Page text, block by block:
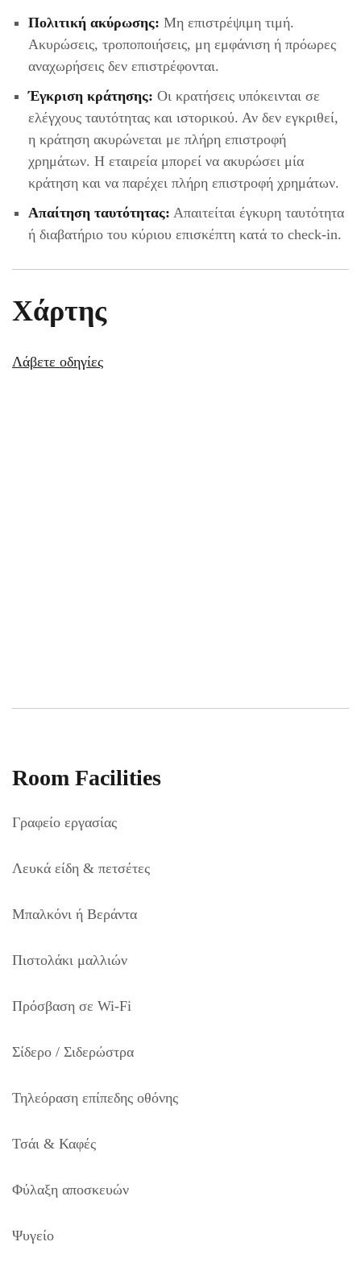
Πολιτική ακύρωσης: Μη επιστρέψιμη τιμή.
Ακυρώσεις, τροποποιήσεις, μη εμφάνιση ή πρόωρες
αναχωρήσεις δεν επιστρέφονται.
Έγκριση κράτησης: Οι κρατήσεις υπόκεινται σε
ελέγχους ταυτότητας και ιστορικού. Αν δεν εγκριθεί,
η κράτηση ακυρώνεται με πλήρη επιστροφή
χρημάτων. Η εταιρεία μπορεί να ακυρώσει μία
κράτηση και να παρέχει πλήρη επιστροφή χρημάτων.
Απαίτηση ταυτότητας: Απαιτείται έγκυρη ταυτότητα
ή διαβατήριο του κύριου επισκέπτη κατά το check-in.
Χάρτης
Λάβετε οδηγίες
Room Facilities
Γραφείο εργασίας
Λευκά είδη & πετσέτες
Μπαλκόνι ή Βεράντα
Πιστολάκι μαλλιών
Πρόσβαση σε Wi-Fi
Σίδερο / Σιδερώστρα
Τηλεόραση επίπεδης οθόνης
Τσάι & Καφές
Φύλαξη αποσκευών
Ψυγείο